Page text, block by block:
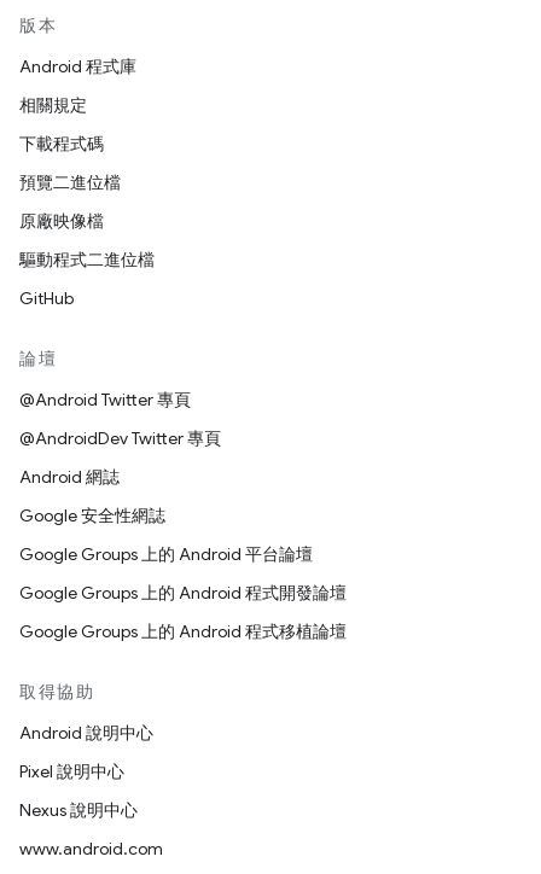
版本
Android 程式庫
相關規定
下載程式碼
預覽二進位檔
原廠映像檔
驅動程式二進位檔
GitHub
論壇
@Android Twitter 專頁
@AndroidDev Twitter 專頁
Android 網誌
Google 安全性網誌
Google Groups 上的 Android 平台論壇
Google Groups 上的 Android 程式開發論壇
Google Groups 上的 Android 程式移植論壇
取得協助
Android 說明中心
Pixel 說明中心
Nexus 說明中心
www.android.com